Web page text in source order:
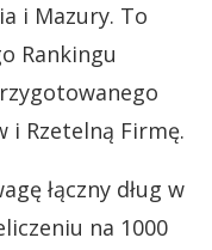
i Mazury. To
Rankingu
i Rzetelną Firmę.
łączny dług w
na 1000